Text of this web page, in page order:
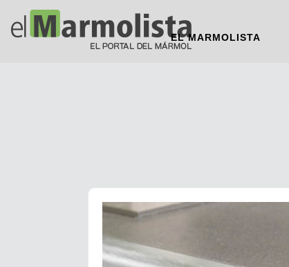
EL MARMOLISTA